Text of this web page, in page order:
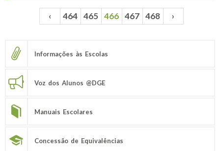
Páginas ‹ 464 465 466 467 468 ›
Informações às Escolas
Voz dos Alunos @DGE
Manuais Escolares
Concessão de Equivalências